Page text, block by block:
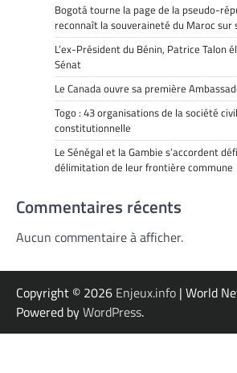
Bogotá tourne la page de la pseudo-
reconnaît la souveraineté du Maroc sur
L’ex-Président du Bénin, Patrice Talon
Sénat
Le Canada ouvre sa première
Togo : 43 organisations de la société
constitutionnelle
Le Sénégal et la Gambie s’accordent
délimitation de leur frontière commune
Commentaires récents
Aucun commentaire à afficher.
Copyright © 2026 Enjeux.info | World
Powered byWordPress.